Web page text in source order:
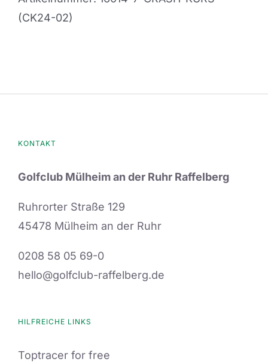
03)
Menge
(CK24-02)
KONTAKT
Golfclub Mülheim an der Ruhr Raffelberg
Ruhrorter Straße 129
45478 Mülheim an der Ruhr
0208 58 05 69-0
hello@golfclub-raffelberg.de
HILFREICHE LINKS
Toptracer for free